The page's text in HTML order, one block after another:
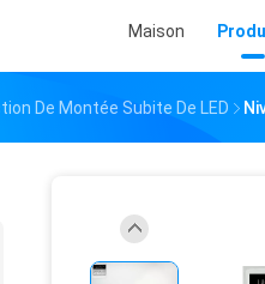
Maison
De Montée Subite De LED